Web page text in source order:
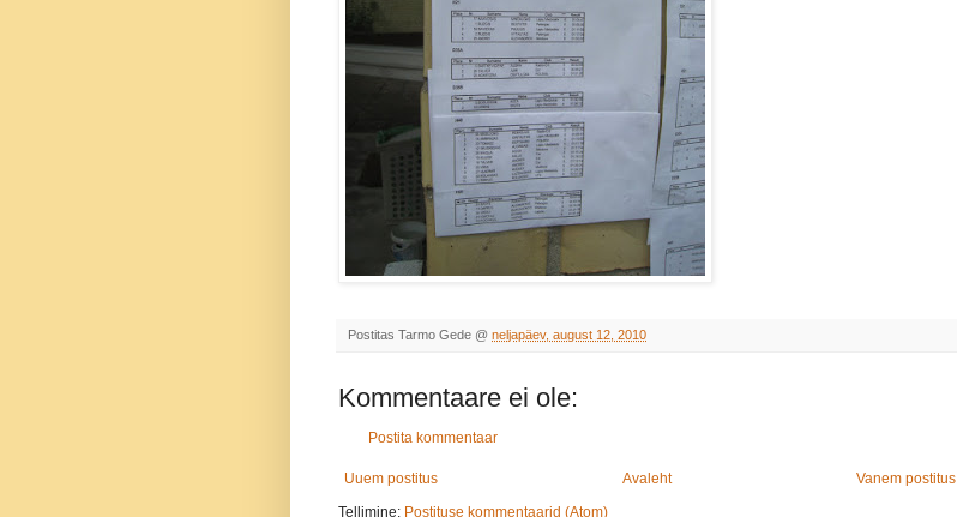
Postitas Tarmo Gede @ neljapäev, august 12, 2010
Kommentaare ei ole:
Postita kommentaar
Uuem postitus Vanem postitus
Avaleht
Tellimine: Postituse kommentaarid (Atom)